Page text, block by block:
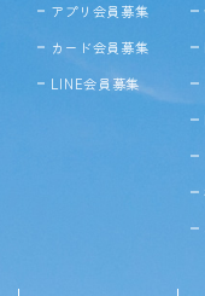
アプリ会員募集
カード会員募集
LINE会員募集